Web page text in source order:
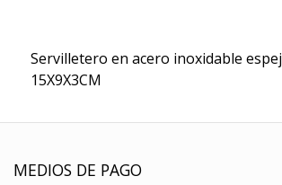
Servilletero en acero inoxidable
15X9X3CM
MEDIOS DE PAGO